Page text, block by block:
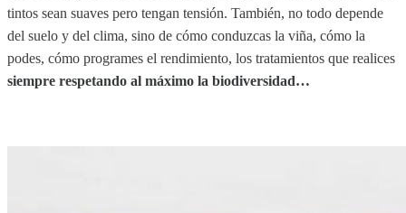
tintos sean suaves pero tengan tensión. También, no todo depende
del suelo y del clima, sino de cómo conduzcas la viña, cómo la
podes, cómo programes el rendimiento, los tratamientos que realices
siempre respetando al máximo la biodiversidad…